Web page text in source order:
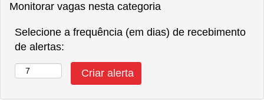
Monitorar vagas nesta categoria
Selecione a frequência (em dias) de recebimento
de alertas: